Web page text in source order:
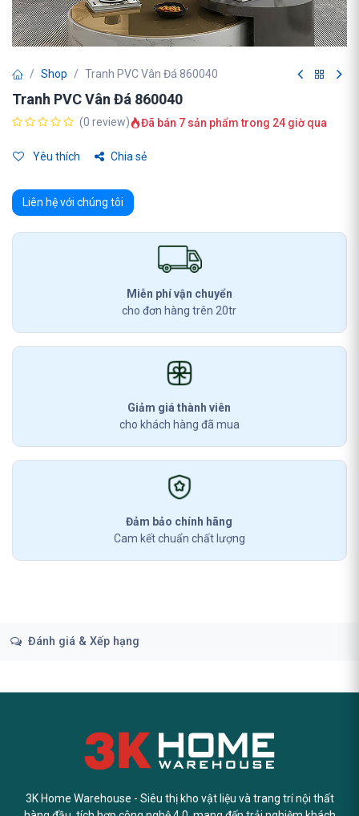
Shop Tranh PVC Vân Đá 860040
Tranh PVC Vân Đá 860040
(0 review) Đã bán 7 sản phẩm trong 24 giờ qua
Yêu thích Chia sẻ
Liên hệ với chúng tôi
Miễn phí vận chuyển
cho đơn hàng trên 20tr
Giảm giá thành viên
cho khách hàng đã mua
Đảm bảo chính hãng
Cam kết chuẩn chất lượng
Đánh giá & Xếp hạng
3K Home Warehouse - Siêu thị kho vật liệu và trang trí nội thất